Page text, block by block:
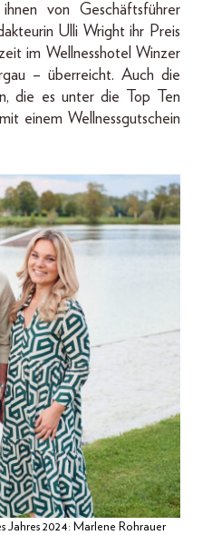
von Geschäftsführer
Ulli Wright ihr Preis
im Wellnesshotel Winzer
– überreicht. Auch die
die es unter die Top Ten
einem Wellnessgutschein
Jahres 2024: Marlene Rohrauer